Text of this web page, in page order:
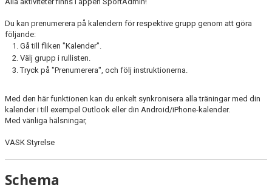
INFORMATION FÖR ÅKARE
VÅRA TRÄNARE
LÄGER
GALLERI
Du kan prenumerera på kalendern för respektive grupp genom att göra
följande:
Gå till fliken "Kalender".
Välj grupp i rullisten.
Tryck på "Prenumerera", och följ instruktionerna.
Med den här funktionen kan du enkelt synkronisera alla träningar med din
kalender i till exempel Outlook eller din Android/iPhone-kalender.
Med vänliga hälsningar,
VASK Styrelse
Schema